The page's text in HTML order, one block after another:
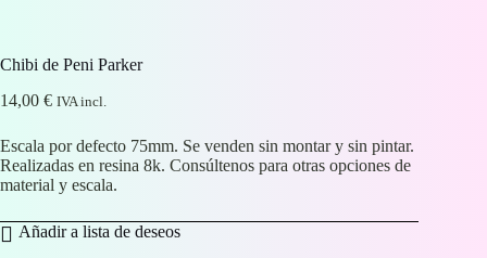
Chibi de Peni Parker
14,00 € IVA incl.
Escala por defecto 75mm. Se venden sin montar y sin pintar.
Realizadas en resina 8k. Consúltenos para otras opciones de
material y escala.
Añadir a lista de deseos